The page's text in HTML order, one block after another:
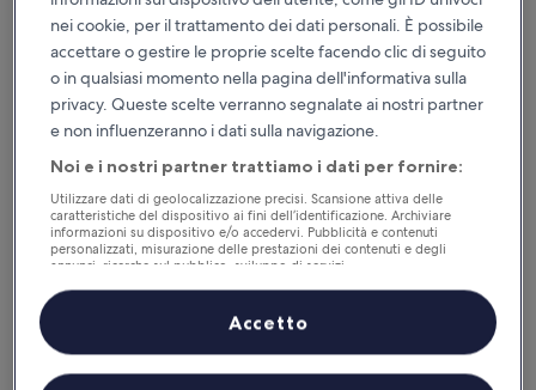
Controlla i prezzi per queste date
Il prossimo fine settimana
Tra due settimane
Tra un mese
4 set - 6 set
Tra due mesi
2 ott - 4 ott
Aparthotel a New York
Placemakr Wall Street Radio
nei cookie, per il trattamento dei dati personali. È possibile
accettare o gestire le proprie scelte facendo clic di seguito
o in qualsiasi momento nella pagina dell'informativa sulla
privacy. Queste scelte verranno segnalate ai nostri partner
e non influenzeranno i dati sulla navigazione.
Noi e i nostri partner trattiamo i dati per fornire:
Utilizzare dati di geolocalizzazione precisi. Scansione attiva delle
caratteristiche del dispositivo ai fini dell’identificazione. Archiviare
informazioni su dispositivo e/o accedervi. Pubblicità e contenuti
personalizzati, misurazione delle prestazioni dei contenuti e degli
annunci, ricerche sul pubblico, sviluppo di servizi.
Elenco dei partner (fornitori)
Accetto